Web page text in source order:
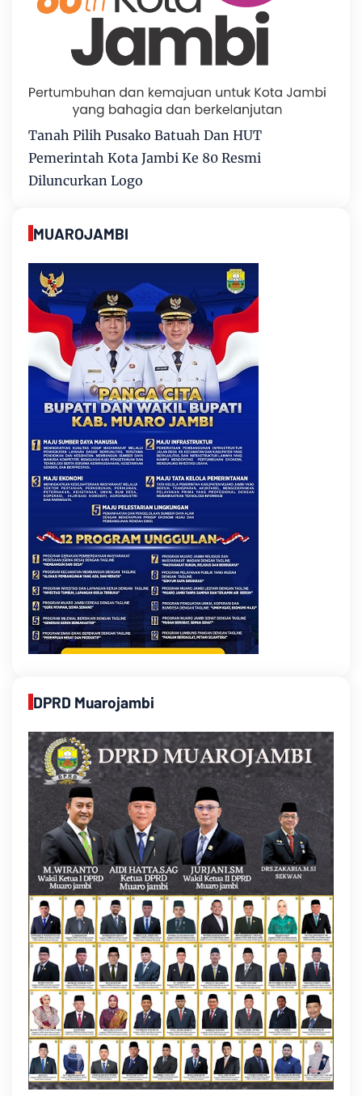
Tanah Pilih Pusako Batuah Dan HUT
Pemerintah Kota Jambi Ke 80 Resmi
Diluncurkan Logo
MUAROJAMBI
DPRD Muarojambi